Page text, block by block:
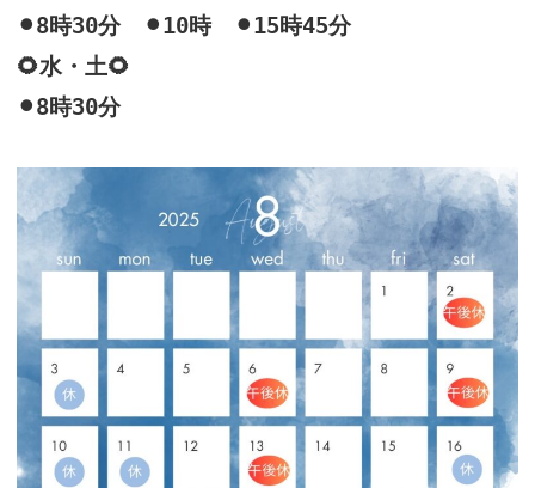
⚫︎8時30分 ⚫︎10時 ⚫︎15時45分
🌻水・土🌻
⚫︎8時30分